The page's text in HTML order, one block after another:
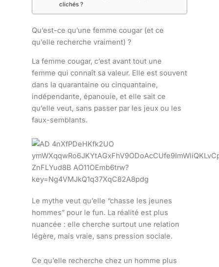
clichés ?
Qu’est-ce qu’une femme cougar (et ce
qu’elle recherche vraiment) ?
La femme cougar, c’est avant tout une
femme qui connaît sa valeur. Elle est souvent
dans la quarantaine ou cinquantaine,
indépendante, épanouie, et elle sait ce
qu’elle veut, sans passer par les jeux ou les
faux-semblants.
Le mythe veut qu’elle “chasse les jeunes
hommes” pour le fun. La réalité est plus
nuancée : elle cherche surtout une relation
légère, mais vraie, sans pression sociale.
Ce qu’elle recherche chez un homme plus